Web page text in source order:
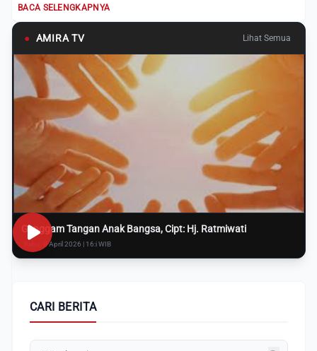
BACA SELENGKAPNYA
● AMIRA TV Lihat Semua
Genggam Tangan Anak Bangsa, Cipt: Hj. Ratmiwati
Rabu, 8 April 2026 | 16:i WIB
CARI BERITA